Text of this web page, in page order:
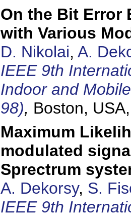
On the Bit Error
with Various
D. Nikolai, A.
IEEE 9th
Indoor and
98), Boston,
Maximum
modulated
Sprectrum
A. Dekorsy, S.
IEEE 9th